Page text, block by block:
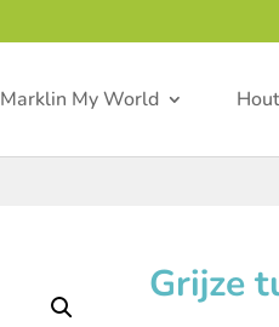
Marklin My World
Grijze